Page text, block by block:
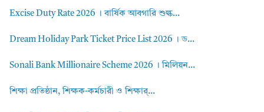
Excise Duty Rate 2026 । বার্ষিক আবগারি শুল্ক...
Dream Holiday Park Ticket Price List 2026 । ড...
Sonali Bank Millionaire Scheme 2026 । মিলিয়ন...
শিক্ষা প্রতিষ্ঠান, শিক্ষক-কর্মচারী ও শিক্ষার্...